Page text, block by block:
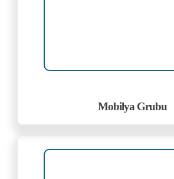
Mobilya Grubu